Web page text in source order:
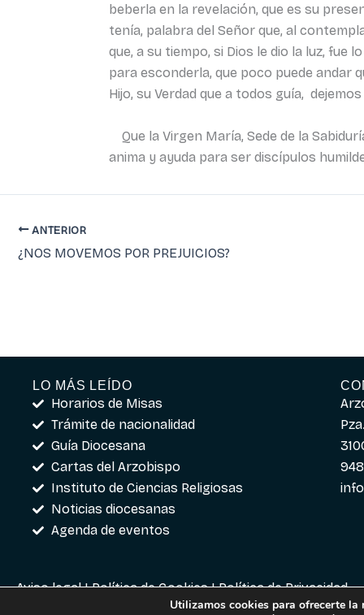
beberla en la revelación, que es su
tenía, palabra del Señor que, al
que, a su tiempo, si Dios le dio la luz,
para esconderla, que poco puede andar
Hijo, su Verdad que a todos guía,
Que la Virgen María, Sede de la
anima y ayuda para ser discípulos
ANTERIOR
¿NOS MOVEMOS POR PREJUICIOS?
LO MÁS LEÍDO
Horarios de Misas
Trámite de nacionalidad
Guía Diocesana
Cartas del Arzobispo
Instituto de Ciencias Religiosas
Noticias diocesanas
Agenda de eventos
Aviso legal|Política de Cookies|Política de Privacidad
Utilizamos cookies para ofrecerte la